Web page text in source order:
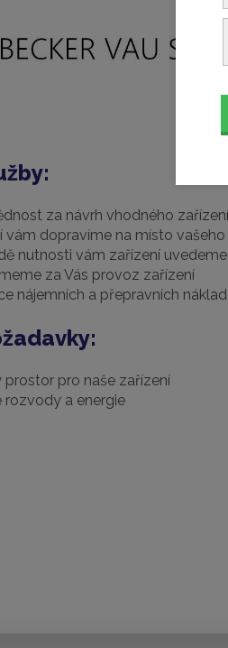
za návrh vhodného zařízení
vám dopravíme na místo vašeho
nutnosti vám zařízení
za Vás provoz zařízení
nájemních a přepravních
prostor pro naše zařízení
rozvody a energie